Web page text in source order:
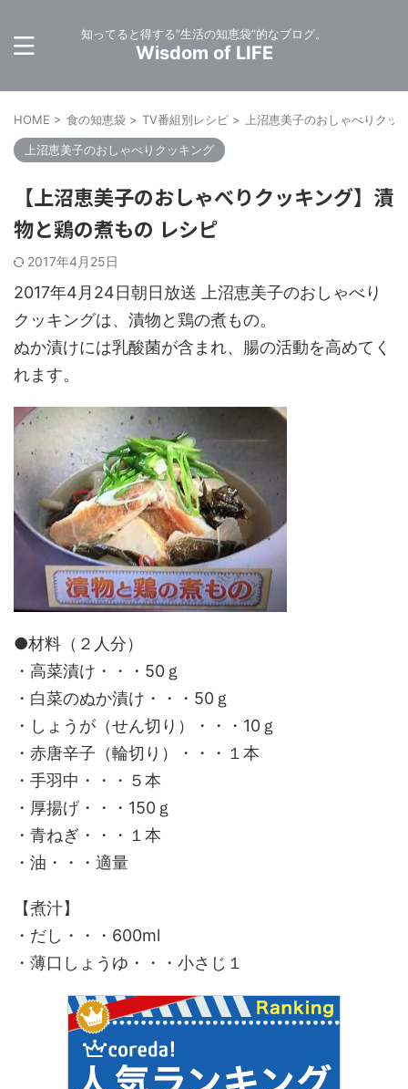
知ってると得する”生活の知恵袋”的なブログ。
Wisdom of LIFE
HOME > 食の知恵袋 > TV番組別レシピ > 上沼恵美子のおしゃべりクッ
上沼恵美子のおしゃべりクッキング
【上沼恵美子のおしゃべりクッキング】漬
物と鶏の煮もの レシピ
2017年4月25日
2017年4月24日朝日放送 上沼恵美子のおしゃべり
クッキングは、漬物と鶏の煮もの。
ぬか漬けには乳酸菌が含まれ、腸の活動を高めてく
れます。
●材料（２人分）
・高菜漬け・・・50ｇ
・白菜のぬか漬け・・・50ｇ
・しょうが（せん切り）・・・10ｇ
・赤唐辛子（輪切り）・・・１本
・手羽中・・・５本
・厚揚げ・・・150ｇ
・青ねぎ・・・１本
・油・・・適量
【煮汁】
・だし・・・600ml
・薄口しょうゆ・・・小さじ１